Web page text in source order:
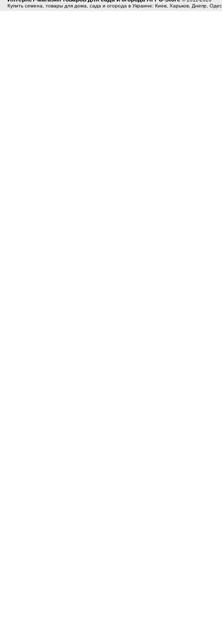
Купить семена, товары для дома, сада и огорода в Украине: Киев, Харьков, Днепр,